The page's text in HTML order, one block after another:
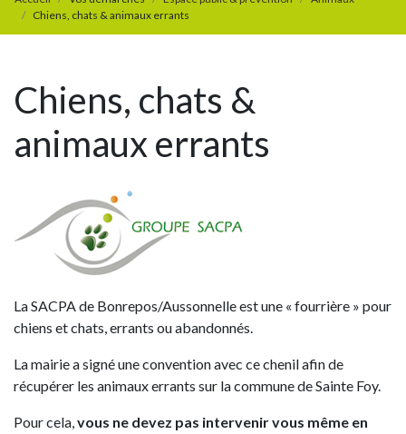
Chiens, chats & animaux errants
Chiens, chats &
animaux errants
La SACPA de Bonrepos/Aussonnelle est une « fourrière » pour
chiens et chats, errants ou abandonnés.
La mairie a signé une convention avec ce chenil afin de
récupérer les animaux errants sur la commune de Sainte Foy.
Pour cela,vous ne devez pas intervenir vous même en